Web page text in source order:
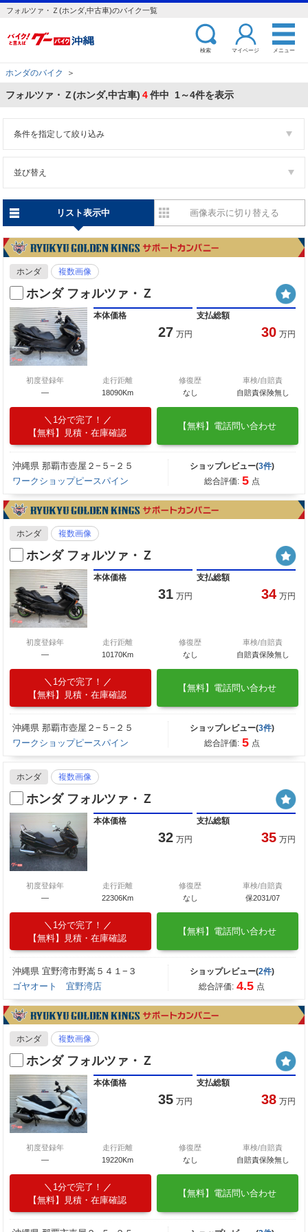
フォルツァ・Ｚ(ホンダ,中古車)のバイク一覧
検索 マイページ メニュー
ホンダのバイク ＞
フォルツァ・Ｚ(ホンダ,中古車) 4件中 1～4件を表示
条件を指定して絞り込み
並び替え
リスト表示中 画像表示に切り替える
ホンダ 複数画像
ホンダ フォルツァ・Ｚ
本体価格
27 万円
支払総額
30 万円
初度登録年
―
走行距離
18090Km
修復歴
なし
車検/自賠責
自賠責保険無し
1分で完了！
【無料】見積・在庫確認
【無料】電話問い合わせ
沖縄県 那覇市壺屋２−５−２５
ワークショップピースパイン
ショップレビュー(3件)
総合評価: 5 点
ホンダ 複数画像
ホンダ フォルツァ・Ｚ
本体価格
31 万円
支払総額
34 万円
初度登録年
―
走行距離
10170Km
修復歴
なし
車検/自賠責
自賠責保険無し
1分で完了！
【無料】見積・在庫確認
【無料】電話問い合わせ
沖縄県 那覇市壺屋２−５−２５
ワークショップピースパイン
ショップレビュー(3件)
総合評価: 5 点
ホンダ 複数画像
ホンダ フォルツァ・Ｚ
本体価格
32 万円
支払総額
35 万円
初度登録年
―
走行距離
22306Km
修復歴
なし
車検/自賠責
保2031/07
1分で完了！
【無料】見積・在庫確認
【無料】電話問い合わせ
沖縄県 宜野湾市野嵩５４１−３
ゴヤオート 宜野湾店
ショップレビュー(2件)
総合評価: 4.5 点
ホンダ 複数画像
ホンダ フォルツァ・Ｚ
本体価格
35 万円
支払総額
38 万円
初度登録年
―
走行距離
19220Km
修復歴
なし
車検/自賠責
自賠責保険無し
1分で完了！
【無料】見積・在庫確認
【無料】電話問い合わせ